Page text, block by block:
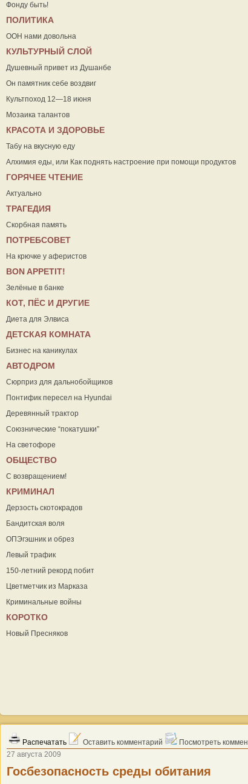
Фонду быть!
ПОЛИТИКА
ООН нами довольна
КУЛЬТУРНЫЙ СЛОЙ
Душевный привет из Душанбе
Он памятник себе воздвиг
Культпоход 12—18 июня
Мозаика талантов
КРАСОТА И ЗДОРОВЬЕ
Табу на вкусную еду
Алхимия еды, или Как поднять настроение при помощи продуктов
ГОРЯЧЕЕ ЧТЕНИЕ
Актуально
ТРАГЕДИЯ
Скорбная память
ПОТРЕБСОВЕТ
На крючке у аферистов
ВON APPETIT!
Зелёные в банке
КОТ, ПЁС И ДРУГИЕ
Диета для Элвиса
ДЕТСКАЯ КОМНАТА
Бизнес на каникулах
АВТОДРОМ
Сюрприз для дальнобойщиков
Понтифик пересел на Hyundai
Деревянный трактор
Союзнические “покатушки”
На светофоре
ОБЩЕСТВО
С возвращением!
КРИМИНАЛ
Дерзость скотокрадов
Бандитская воля
ОПЭгэшник и обрез
Левый трафик
150-летний рекорд побит
Цветметчик из Марказа
Криминальные войны
КОРОТКО
Новый Пресняков
Распечатать Оставить комментарий
Посмотреть
27 августа 2009
Госбезопасность среды обитания